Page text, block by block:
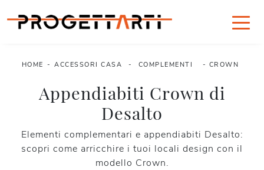
HOME - ACCESSORI CASA - COMPLEMENTI - CROWN
Appendiabiti Crown di
Desalto
Elementi complementari e appendiabiti Desalto:
scopri come arricchire i tuoi locali design con il
modello Crown.